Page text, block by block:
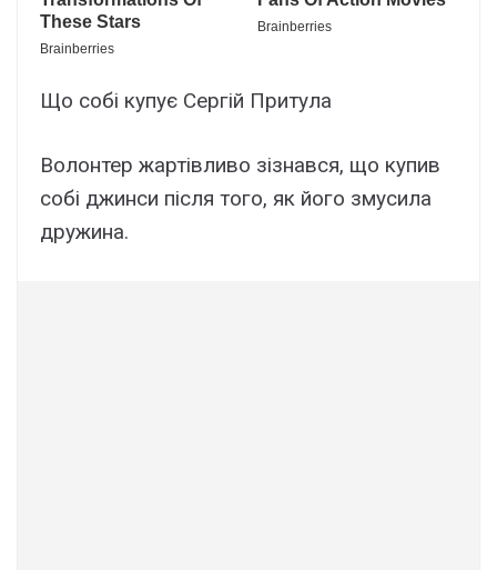
Що собі купує Сергій Притула
Волонтер жартівливо зізнався, що купив
собі джинси після того, як його змусила
дружина.